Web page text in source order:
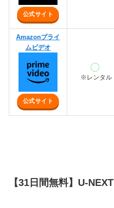
公式サイト
Amazonプライ
ムビデオ
公式サイト
※レンタル
【31日間無料】U-NEXT